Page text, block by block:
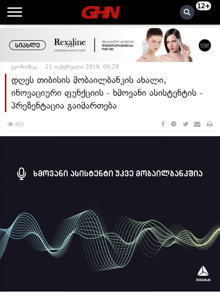
12+
ეკონომიკა 21 თებერვალი 2019, 09:28
დღეს თიბისის მობაილბანკის ახალი,
ინოვაციური ფუნქციის - ხმოვანი ასისტენტის -
პრეზენტაცია გაიმართება
893